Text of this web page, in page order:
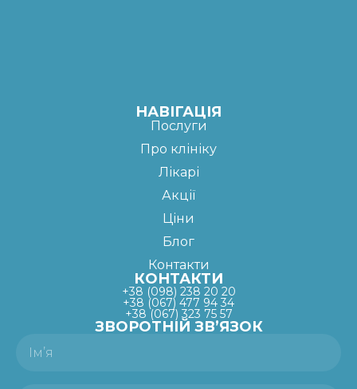
НАВІГАЦІЯ
Послуги
Про клініку
Лікарі
Акції
Ціни
Блог
Контакти
КОНТАКТИ
+38 (098) 238 20 20
+38 (067) 477 94 34
+38 (067) 323 75 57
ЗВОРОТНІЙ ЗВ’ЯЗОК